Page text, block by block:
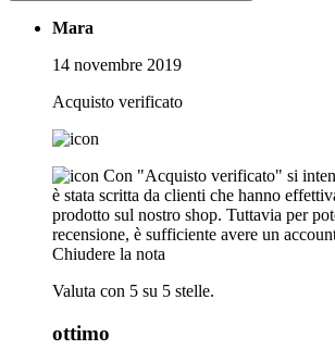
Mara
14 novembre 2019
Acquisto verificato
Con "Acquisto verificato" si
è stata scritta da clienti che hanno
prodotto sul nostro shop. Tuttavia per
recensione, è sufficiente avere un
Chiudere la nota
Valuta con 5 su 5 stelle.
ottimo